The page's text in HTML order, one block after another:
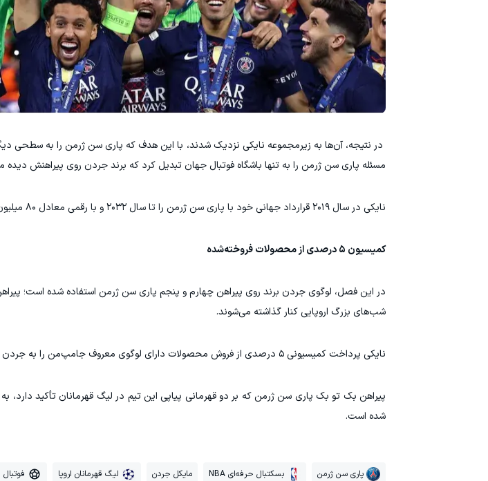
در نتیجه، آن‌ها به زیرمجموعه نایکی نزدیک شدند، با این هدف که پاری سن ژرمن را به سطحی
مسئله پاری سن ژرمن را به تنها باشگاه فوتبال جهان تبدیل کرد که برند جردن روی پیراهنش
نایکی در سال ۲۰۱۹ قرارداد جهانی خود با پاری سن ژرمن را تا سال ۲۰۳۲ و با رقمی معادل ۸۰ میلیون یورو در هر فصل تمدید کرد.
کمیسیون ۵ درصدی از محصولات فروخته‌شده
در این فصل، لوگوی جردن برند روی پیراهن چهارم و پنجم پاری سن ژرمن استفاده شده است؛
شب‌های بزرگ اروپایی کنار گذاشته می‌شوند.
نایکی پرداخت کمیسیونی ۵ درصدی از فروش محصولات دارای لوگوی معروف جامپ‌من را به جردن تضمین می‌کند.
پیراهن بک تو بک پاری سن ژرمن که بر دو قهرمانی پیاپی این تیم در لیگ قهرمانان تأکید دارد،
شده است.
پاری سن ژرمن بسکتبال حرفه‌ای NBA مایکل جردن لیگ قهرمانان اروپا فوتبال